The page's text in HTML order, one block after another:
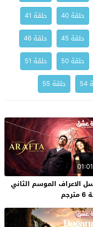
حلقة 40
حلقة 41
حلقة 45
حلقة 46
حلقة 50
حلقة 51
حلقة 55
الاعراف الموسم الثاني